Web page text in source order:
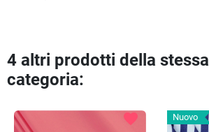
4 altri prodotti della stessa
categoria:
favorite Nuovo